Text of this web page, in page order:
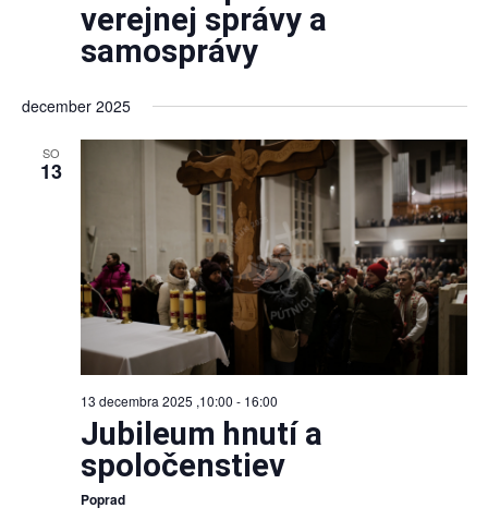
verejnej správy a
samosprávy
december 2025
SO
13
13 decembra 2025 ,10:00 - 16:00
Jubileum hnutí a
spoločenstiev
Poprad